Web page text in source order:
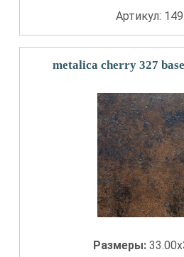
Артикул:
metalica cherry 327
Размеры: